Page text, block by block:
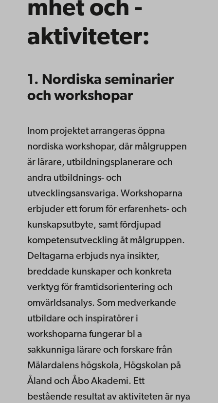
mhet och -
aktiviteter:
1. Nordiska seminarier
och workshopar
Inom projektet arrangeras öppna
nordiska workshopar, där målgruppen
är lärare, utbildningsplanerare och
andra utbildnings- och
utvecklingsansvariga. Workshoparna
erbjuder ett forum för erfarenhets- och
kunskapsutbyte, samt fördjupad
kompetensutveckling åt målgruppen.
Deltagarna erbjuds nya insikter,
breddade kunskaper och konkreta
verktyg för framtidsorientering och
omvärldsanalys. Som medverkande
utbildare och inspiratörer i
workshoparna fungerar bl a
sakkunniga lärare och forskare från
Mälardalens högskola, Högskolan på
Åland och Åbo Akademi. Ett
bestående resultat av aktiviteten är nya